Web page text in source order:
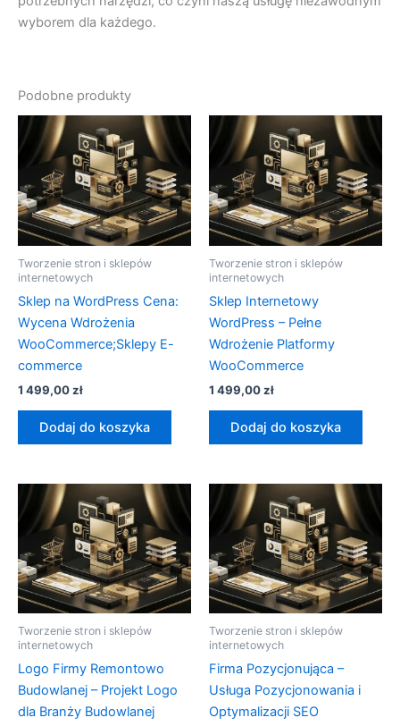
wyborem dla każdego.
Podobne produkty
Tworzenie stron i sklepów
internetowych
Sklep na WordPress Cena:
Wycena Wdrożenia
WooCommerce;Sklepy E-
commerce
1 499,00zł
Dodaj do koszyka
Tworzenie stron i sklepów
internetowych
Sklep Internetowy
WordPress – Pełne
Wdrożenie Platformy
WooCommerce
1 499,00zł
Dodaj do koszyka
Tworzenie stron i sklepów
internetowych
Logo Firmy Remontowo
Budowlanej – Projekt Logo
dla Branży Budowlanej
Tworzenie stron i sklepów
internetowych
Firma Pozycjonująca –
Usługa Pozycjonowania i
Optymalizacji SEO